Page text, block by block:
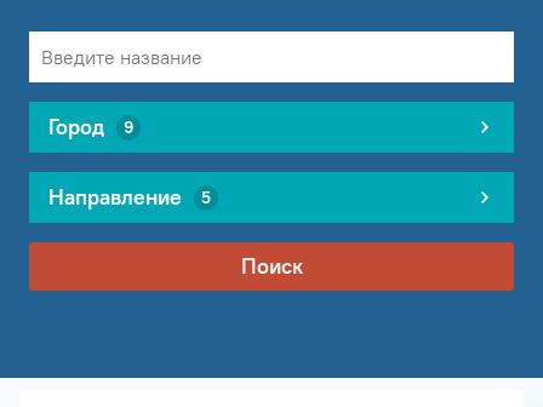
Город 9
Направление 5
Поиск